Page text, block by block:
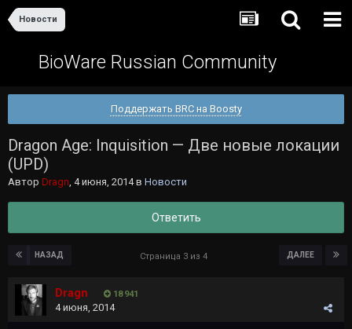
Новости
BioWare Russian Community
Поддержать BRC на Boosty
Dragon Age: Inquisition — Две новые локации
(UPD)
Автор Dragn, 4 июня, 2014в Новости
Ответить
НАЗАД ДАЛЕЕ
Страница 3 из 4
Dragn 18 941
4 июня, 2014